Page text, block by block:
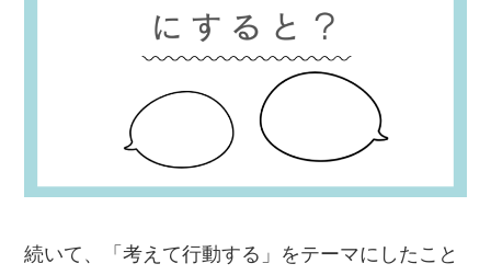
続いて、「考えて行動する」をテーマにしたこと